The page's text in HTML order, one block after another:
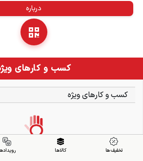
درباره
کسب و کارهای
کسب و کارهای ویژه
تخفیف ها کالاها